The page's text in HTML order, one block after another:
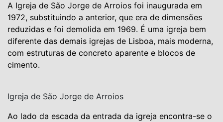
A Igreja de São Jorge de Arroios foi inaugurada em
1972, substituindo a anterior, que era de dimensões
reduzidas e foi demolida em 1969. É uma igreja bem
diferente das demais igrejas de Lisboa, mais moderna,
com estruturas de concreto aparente e blocos de
cimento.
Igreja de São Jorge de Arroios
Ao lado da escada da entrada da igreja encontra-se o